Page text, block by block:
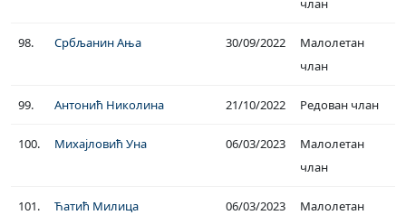
члан
98. Србљанин Ања 30/09/2022
Малолетан
члан
99. Антонић Николина 21/10/2022 Редован члан
100. Михајловић Уна 06/03/2023
Малолетан
члан
101. Ћатић Милица 06/03/2023
Малолетан